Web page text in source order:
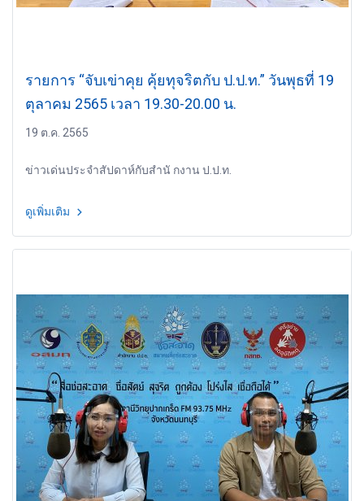
รายการ “จับเข่าคุย คุ้ยทุจริตกับ ป.ป.ท.” วันพุธที่ 19
ตุลาคม 2565 เวลา 19.30-20.00 น.
19 ต.ค. 2565
ข่าวเด่นประจำสัปดาห์กับสำนั กงาน ป.ป.ท.
ดูเพิ่มเติม